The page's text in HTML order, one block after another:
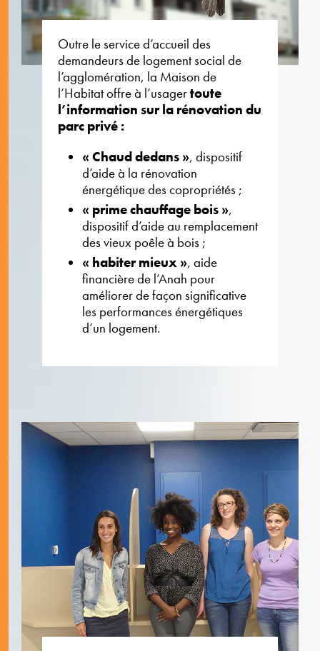
Outre le service d’accueil des
demandeurs de logement social de
l’agglomération, la Maison de
l’Habitat offre à l’usagertoute
l’information sur la rénovation du
parc privé :
« Chaud dedans », dispositif
d’aide à la rénovation
énergétique des copropriétés ;
« prime chauffage bois »,
dispositif d’aide au remplacement
des vieux poêle à bois ;
« habiter mieux », aide
financière de l’Anah pour
améliorer de façon significative
les performances énergétiques
d’un logement.